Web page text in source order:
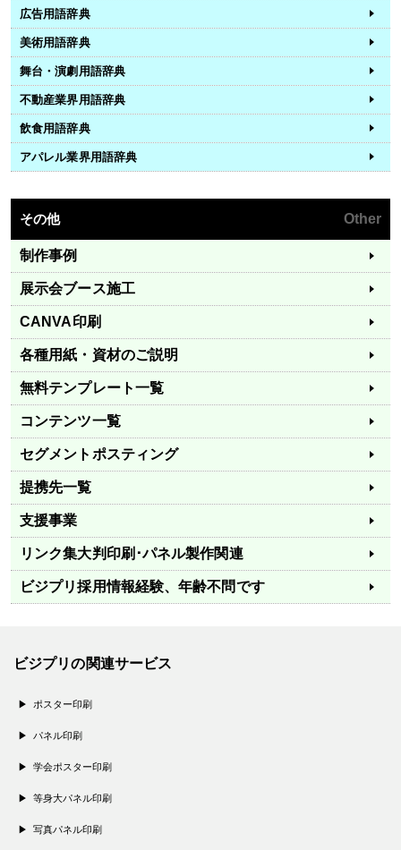
広告用語辞典
美術用語辞典
舞台・演劇用語辞典
不動産業界用語辞典
飲食用語辞典
アパレル業界用語辞典
その他 Other
制作事例
展示会ブース施工
CANVA印刷
各種用紙・資材のご説明
無料テンプレート一覧
コンテンツ一覧
セグメントポスティング
提携先一覧
支援事業
リンク集大判印刷･パネル製作関連
ビジプリ採用情報経験、年齢不問です
ビジプリの関連サービス
ポスター印刷
パネル印刷
学会ポスター印刷
等身大パネル印刷
写真パネル印刷